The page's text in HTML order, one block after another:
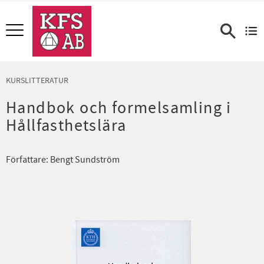
Meny
KURSLITTERATUR
Handbok och formelsamling i
Hållfasthetslära
Författare: Bengt Sundström